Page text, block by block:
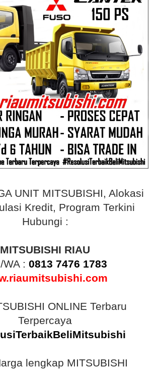
UNIT MITSUBISHI, Alokasi
Kredit, Program Terkini
Hubungi :
MITSUBISHI RIAU
WA :0813 7476 1783
ONLINE Terbaru
Terpercaya
lengkap MITSUBISHI